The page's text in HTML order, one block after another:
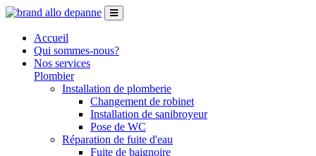
Accueil
Qui sommes-nous?
Nos services
Plombier
Installation de plomberie
Changement de robinet
Installation de sanibroyeur
Pose de WC
Réparation de fuite d'eau
Fuite de baignoire